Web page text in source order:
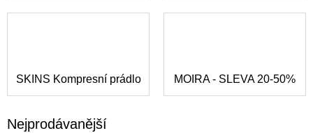
SKINS Kompresní prádlo MOIRA - SLEVA 20-50%
Nejprodávanější